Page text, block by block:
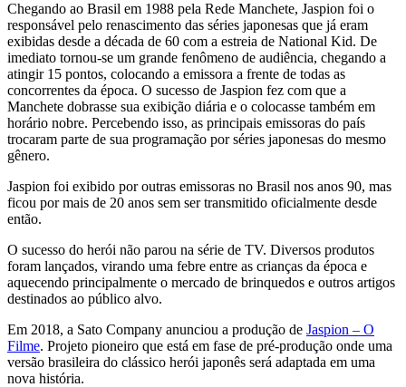
Chegando ao Brasil em 1988 pela Rede Manchete, Jaspion foi o
responsável pelo renascimento das séries japonesas que já eram
exibidas desde a década de 60 com a estreia de National Kid. De
imediato tornou-se um grande fenômeno de audiência, chegando a
atingir 15 pontos, colocando a emissora a frente de todas as
concorrentes da época. O sucesso de Jaspion fez com que a
Manchete dobrasse sua exibição diária e o colocasse também em
horário nobre. Percebendo isso, as principais emissoras do país
trocaram parte de sua programação por séries japonesas do mesmo
gênero.
Jaspion foi exibido por outras emissoras no Brasil nos anos 90, mas
ficou por mais de 20 anos sem ser transmitido oficialmente desde
então.
O sucesso do herói não parou na série de TV. Diversos produtos
foram lançados, virando uma febre entre as crianças da época e
aquecendo principalmente o mercado de brinquedos e outros artigos
destinados ao público alvo.
Em 2018, a Sato Company anunciou a produção de Jaspion – O
Filme. Projeto pioneiro que está em fase de pré-produção onde uma
versão brasileira do clássico herói japonês será adaptada em uma
nova história.